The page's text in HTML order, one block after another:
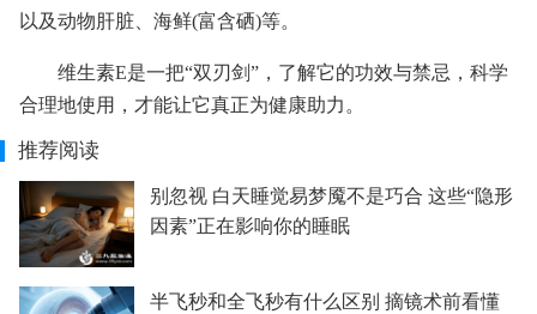
以及动物肝脏、海鲜(富含硒)等。
维生素E是一把“双刃剑”，了解它的功效与禁忌，科学
合理地使用，才能让它真正为健康助力。
推荐阅读
别忽视 白天睡觉易梦魇不是巧合 这些“隐形
因素”正在影响你的睡眠
半飞秒和全飞秒有什么区别 摘镜术前看懂